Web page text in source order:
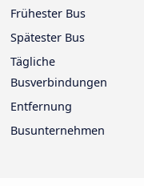
Frühester Bus
Spätester Bus
Tägliche
Busverbindungen
Entfernung
Busunternehmen